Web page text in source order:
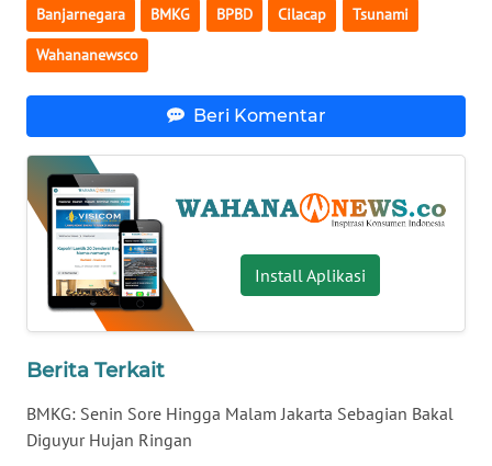
Banjarnegara BMKG BPBD Cilacap Tsunami
Wahananewsco
Beri Komentar
Install Aplikasi
Berita Terkait
BMKG: Senin Sore Hingga Malam Jakarta Sebagian Bakal
Diguyur Hujan Ringan
WN
BABEL
WN
SUMSEL
WN
BENGKULU
WN
WN
JATENG